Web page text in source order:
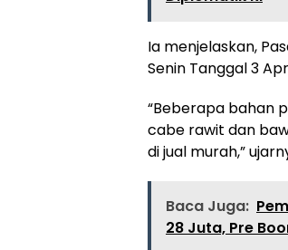
Ia menjelaskan,
Senin Tanggal 3
“Beberapa bahan
cabe rawit dan
di jual murah,”
Baca Juga:
28 Juta, Pre